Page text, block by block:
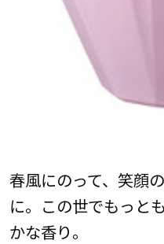
春風にのって、笑顔
に。この世でもっと
かな香り。